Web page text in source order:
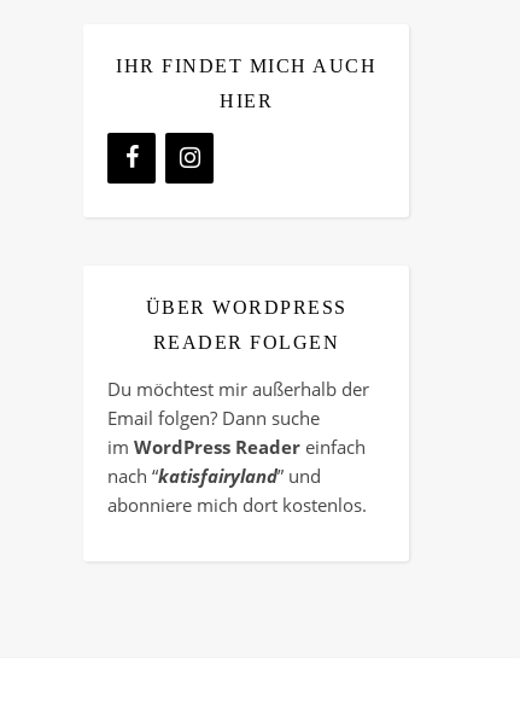
IHR FINDET MICH AUCH
HIER
ÜBER WORDPRESS
READER FOLGEN
Du möchtest mir außerhalb der
Email folgen? Dann suche
im WordPress Reader einfach
nach “katisfairyland” und
abonniere mich dort kostenlos.